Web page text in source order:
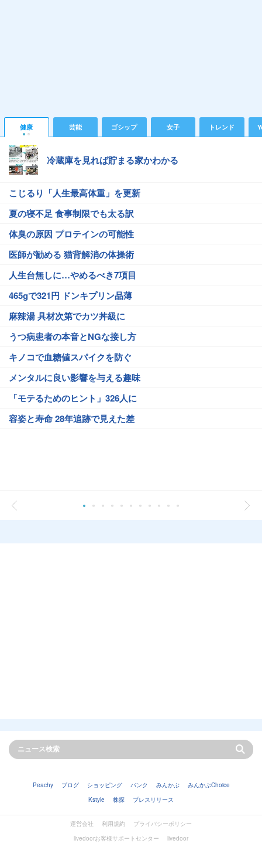
健康 芸能 ゴシップ 女子 トレンド
冷蔵庫を見れば貯まる家かわかる
こじるり「人生最高体重」を更新
夏の寝不足 食事制限でも太る訳
体臭の原因 プロテインの可能性
医師が勧める 猫背解消の体操術
人生台無しに…やめるべき7項目
465gで321円 ドンキプリン品薄
麻辣湯 具材次第でカツ丼級に
うつ病患者の本音とNGな接し方
キノコで血糖値スパイクを防ぐ
メンタルに良い影響を与える趣味
「モテるためのヒント」326人に
容姿と寿命 28年追跡で見えた差
Peachy ブログ ショッピング バンク みんかぶ
みんかぶChoice
Kstyle
株探 プレスリリース
運営会社 利用規約
プライバシーポリシー
livedoorお客様サポートセンター
livedoor